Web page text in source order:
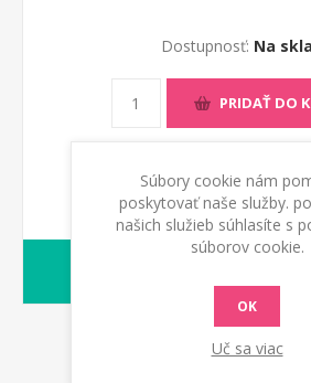
Dostupnosť: Na
PRIDAŤ DO
Súbory cookie nám
poskytovať naše služby.
našich služieb súhlasíte s
súborov cookie.
OK
Uč sa viac